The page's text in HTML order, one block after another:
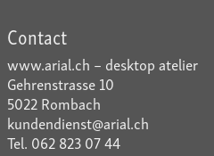
Contact
www.arial.ch – desktop atelier
Gehrenstrasse 10
5022 Rombach
kundendienst@arial.ch
Tel. 062 823 07 44